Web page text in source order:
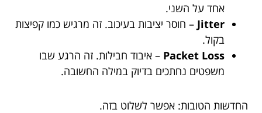
אחד על השני.
Jitter – חוסר יציבות בעיכוב. זה מרגיש כמו קפיצות
בקול.
Packet Loss – איבוד חבילות. זה הרגע שבו
משפטים נחתכים בדיוק במילה החשובה.
החדשות הטובות: אפשר לשלוט בזה.